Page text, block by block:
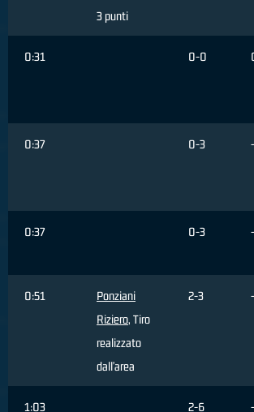
3 punti
0:31 0-0
0:37 0-3
0:37 0-3
0:51
Ponziani
Riziero, Tiro
realizzato
dall'area
2-3
1:03 2-6